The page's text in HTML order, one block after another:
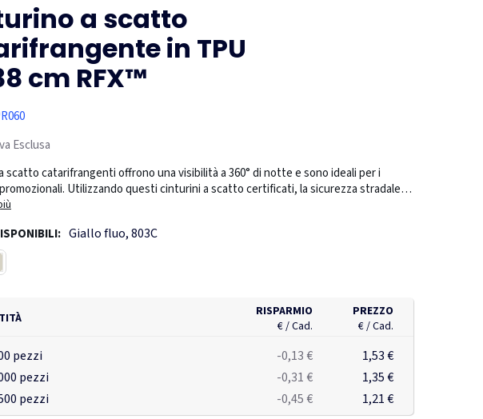
a scatto
in TPU
cm RFX™
Esclusa
scatto catarifrangenti offrono una visibilità a 360° di notte e sono ideali per i
Utilizzando questi cinturini a scatto certificati, la sicurezza stradale
tratto distintivo del tuo marchio. Un cinturino a scatto è un catarifrangente di
facilmente intorno al braccio o alla caviglia. Disponibile in varie dimensioni
o giallo. Presenta una pellicola catarifrangente fluorescente RFX™ morbida,
TPU. I materiali sono stati testati in conformità con la normativa SVHC
CE in conformità con la norma EN 17353 Tipo B 2. Forniti con foglietto illustrativo.
Giallo fluo, 803C
RISPARMIO
€ / Cad.
PREZZO
€ / Cad.
pezzi -0,13 €
1,53 €
pezzi
-0,31 €
1,35 €
pezzi
-0,45 € 1,21 €